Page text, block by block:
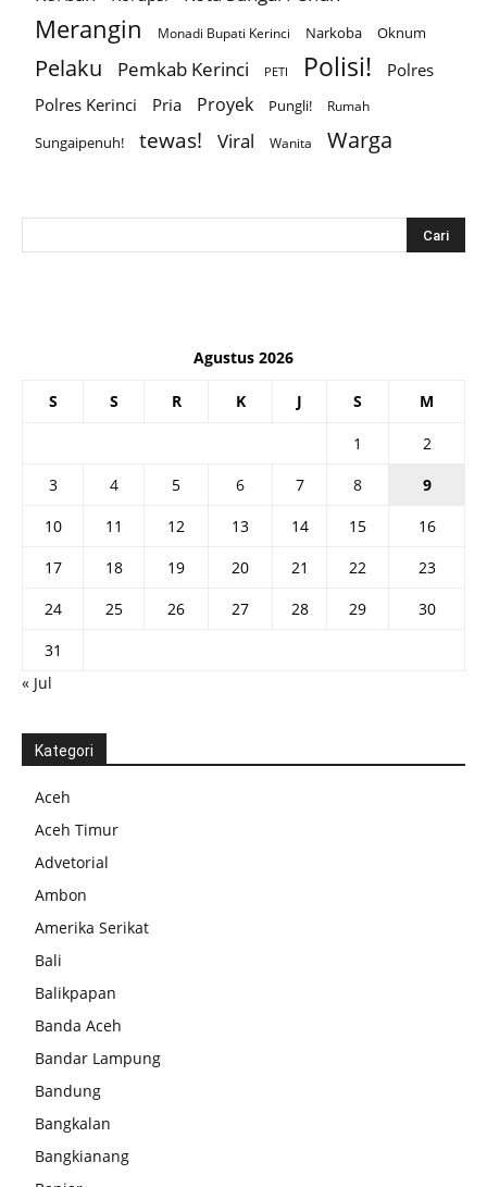
Merangin Monadi Bupati Kerinci Narkoba Oknum
Pelaku Pemkab Kerinci PETI Polisi!
Polres
Polres Kerinci
Pria Proyek Pungli! Rumah
Sungaipenuh! tewas! Viral Wanita Warga
Agustus 2026
S S R K J S M
1
2
3
4 5 6 7 8
9
10
11 12 13 14 15
16
17
18 19 20 21 22
23
24
25 26 27 28 29
30
31
« Jul
Kategori
Aceh
Aceh Timur
Advetorial
Ambon
Amerika Serikat
Bali
Balikpapan
Banda Aceh
Bandar Lampung
Bandung
Bangkalan
Bangkianang